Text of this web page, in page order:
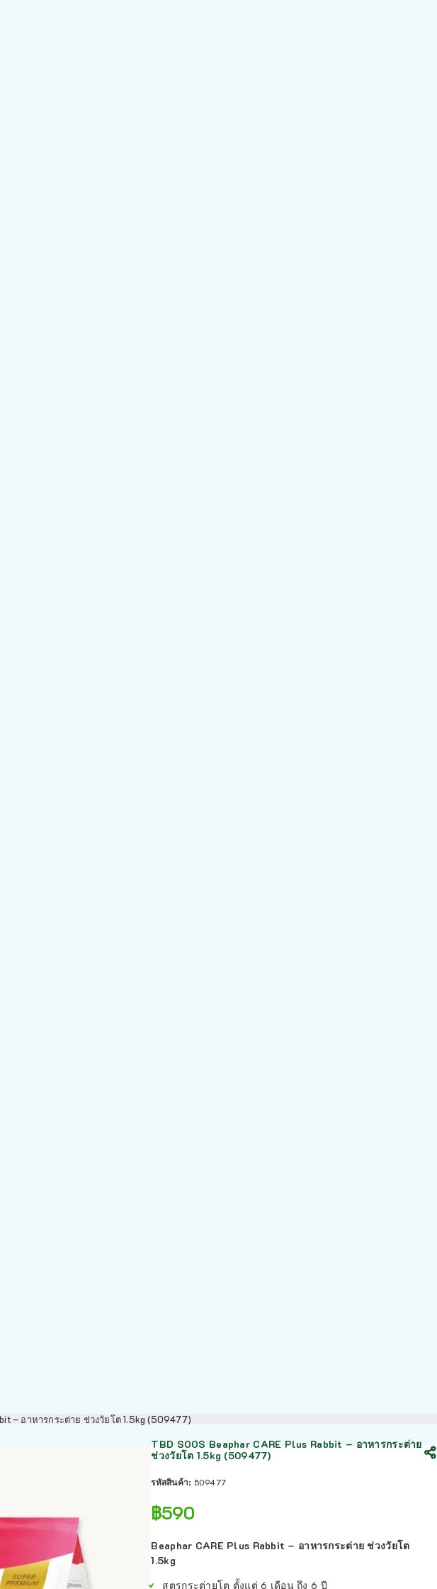
– อาหารกระต่าย ช่วงวัยโต 1.5kg (509477)
TBD SOOS Beaphar CARE Plus Rabbit – อาหารกระต่าย
ช่วงวัยโต 1.5kg (509477)
รหัสสินค้า: 509477
฿590
Beaphar CARE Plus Rabbit – อาหารกระต่าย ช่วงวัยโต
1.5kg
สูตรกระต่ายโต ตั้งแต่ 6 เดือน ถึง 6 ปี